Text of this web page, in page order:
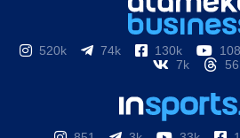
520k 74k 130k
7k